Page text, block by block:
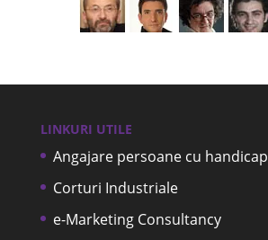
LINKURI UTILE
Angajare persoane cu handicap
Corturi Industriale
e-Marketing Consultancy